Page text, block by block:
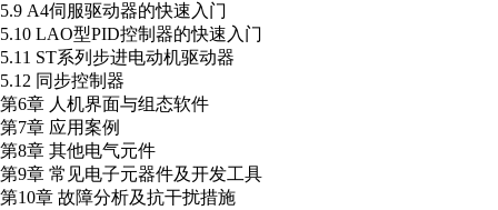
5.9 A4伺服驱动器的快速入门
5.10 LAO型PID控制器的快速入门
5.11 ST系列步进电动机驱动器
5.12 同步控制器
第6章 人机界面与组态软件
第7章 应用案例
第8章 其他电气元件
第9章 常见电子元器件及开发工具
第10章 故障分析及抗干扰措施